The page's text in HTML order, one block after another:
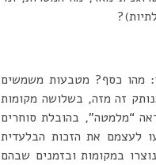
מהו כסף? מטבעות משמשים
לפסה”נ התפתחו מטבעות, במנותק זה מזה, בשלושה מקומות
“מלמטה”, בהובלת סוחרים
לעצמם את הזכות הבלעדית
במקומות ובזמנים שבהם